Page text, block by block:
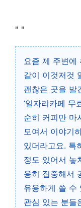
" "
요즘 제 주변에
같이 이것저것
괜찮은 곳을 발
‘일자리카페 무
순히 커피만 마
모여서 이야기
있더라고요. 특
정도 있어서 놓
용히 집중해서
유용하게 쓸 수
관심 있는 분들